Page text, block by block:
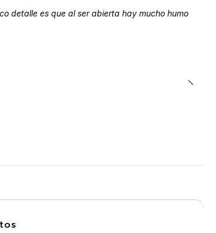
detalle es que al ser abierta hay mucho humo